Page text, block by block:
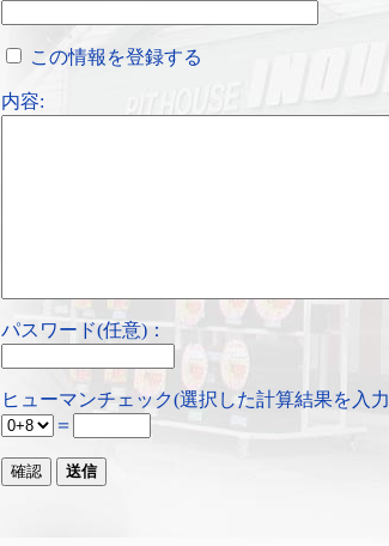
この情報を登録する
内容:
パスワード(任意)：
ヒューマンチェック(選択した計算結果を入力
＝